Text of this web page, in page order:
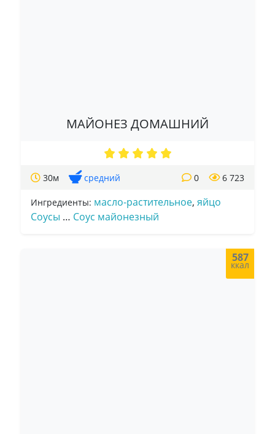
МАЙОНЕЗ ДОМАШНИЙ
30м средний 6 723
0
Ингредиенты: масло-растительное, яйцо
Соусы … Соус майонезный
587
ккал